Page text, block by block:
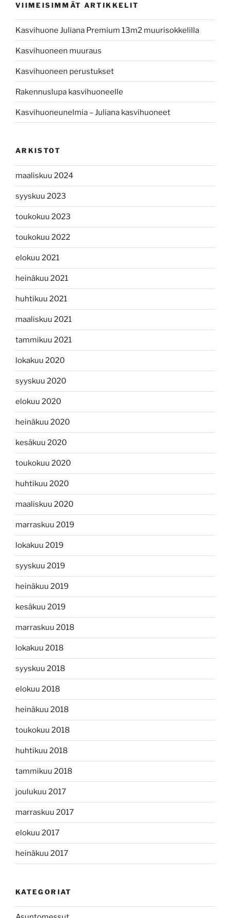
VIIMEISIMMÄT ARTIKKELIT
Kasvihuone Juliana Premium 13m2 muurisokkelilla
Kasvihuoneen muuraus
Kasvihuoneen perustukset
Rakennuslupa kasvihuoneelle
Kasvihuoneunelmia – Juliana kasvihuoneet
ARKISTOT
maaliskuu 2024
syyskuu 2023
toukokuu 2023
toukokuu 2022
elokuu 2021
heinäkuu 2021
huhtikuu 2021
maaliskuu 2021
tammikuu 2021
lokakuu 2020
syyskuu 2020
elokuu 2020
heinäkuu 2020
kesäkuu 2020
toukokuu 2020
huhtikuu 2020
maaliskuu 2020
marraskuu 2019
lokakuu 2019
syyskuu 2019
heinäkuu 2019
kesäkuu 2019
marraskuu 2018
lokakuu 2018
syyskuu 2018
elokuu 2018
heinäkuu 2018
toukokuu 2018
huhtikuu 2018
tammikuu 2018
joulukuu 2017
marraskuu 2017
elokuu 2017
heinäkuu 2017
KATEGORIAT